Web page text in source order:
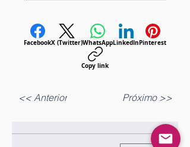
FacebookX (Twitter)WhatsAppLinkedInPinterest
Copy link
<< Anterior Próximo >>